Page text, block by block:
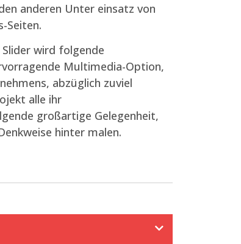
anderen Unter einsatz von
Seiten.
Slider wird folgende
Multimedia-Option,
abzüglich zuviel
alle ihr
großartige Gelegenheit,
hinter malen.